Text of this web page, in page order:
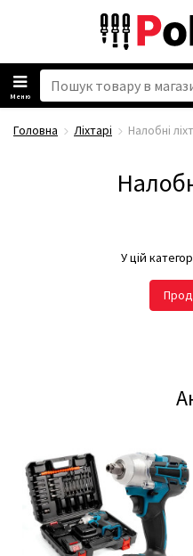
Меню
Головна Ліхтарі Налобні
У цій